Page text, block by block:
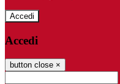
Accedi
Accedi
button close ×